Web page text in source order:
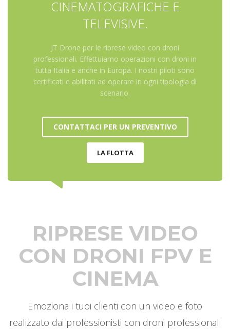
CINEMATOGRAFICHE E
TELEVISIVE.
JT Drone per le riprese video con droni
professionali. Effettuiamo operazioni con droni in
tutta Italia e anche in Europa. I nostri piloti sono
certificati e abilitati ad operare in ogni tipologia di
scenario.
CONTATTACI PER UN PREVENTIVO
LA FLOTTA
RIPRESE VIDEO
CON DRONI FPV E
CINEMA
Emoziona i tuoi clienti con un video e foto
realizzato dai professionisti con droni professionali